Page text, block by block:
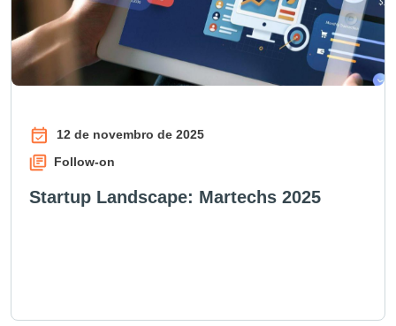
12 de novembro de 2025
Follow-on
Startup Landscape: Martechs 2025